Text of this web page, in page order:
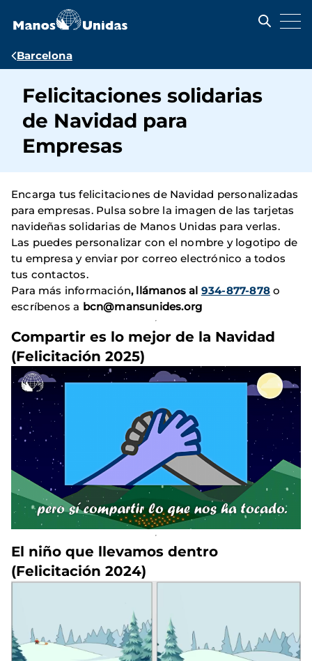
contenido
Ruta
navegación
Barcelona
Felicitaciones solidarias
de Navidad para
Empresas
Encarga tus felicitaciones de Navidad personalizadas
para empresas. Pulsa sobre la imagen de las tarjetas
navideñas solidarias de Manos Unidas para verlas.
Las puedes personalizar con el nombre y logotipo de
tu empresa y enviar por correo electrónico a todos
tus contactos.
Para más información, llámanos al 934-877-878 o
escríbenos a bcn@mansunides.org
Compartir es lo mejor de la Navidad
(Felicitación 2025)
El niño que llevamos dentro
(Felicitación 2024)